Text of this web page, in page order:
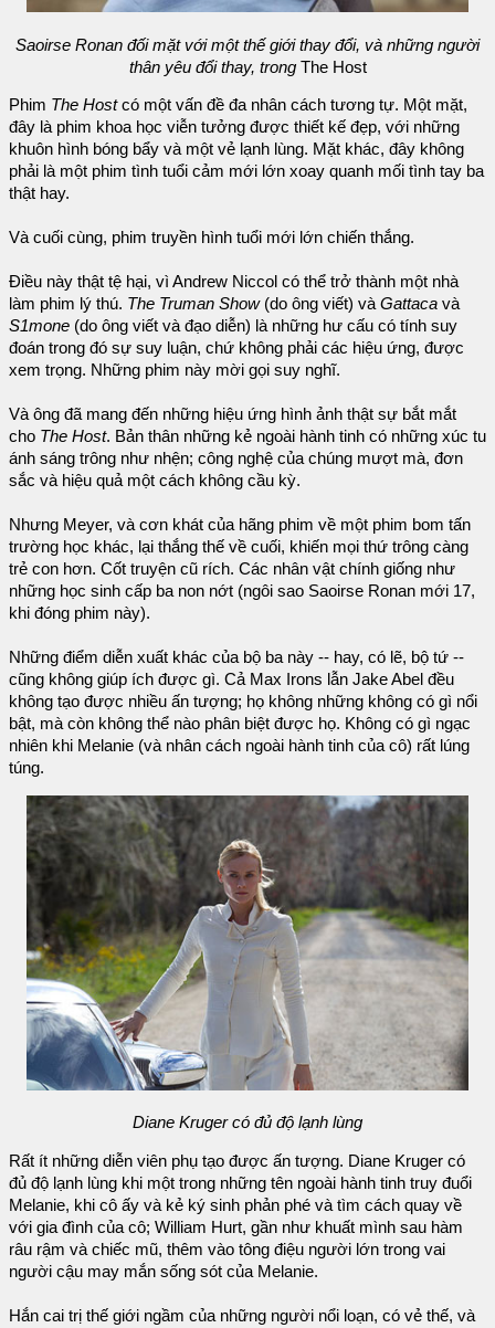
Saoirse Ronan đối mặt với một thế giới thay đổi, và những người
thân yêu đổi thay, trongThe Host
Phim The Hostcó một vấn đề đa nhân cách tương tự. Một mặt,
đây là phim khoa học viễn tưởng được thiết kế đẹp, với những
khuôn hình bóng bẩy và một vẻ lạnh lùng. Mặt khác, đây không
phải là một phim tình tuổi cảm mới lớn xoay quanh mối tình tay ba
thật hay.
Và cuối cùng, phim truyền hình tuổi mới lớn chiến thắng.
Điều này thật tệ hại, vì Andrew Niccol có thể trở thành một nhà
làm phim lý thú. The Truman Show (do ông viết) vàGattaca và
S1mone (do ông viết và đạo diễn) là những hư cấu có tính suy
đoán trong đó sự suy luận, chứ không phải các hiệu ứng, được
xem trọng. Những phim này mời gọi suy nghĩ.
Và ông đã mang đến những hiệu ứng hình ảnh thật sự bắt mắt
cho The Host. Bản thân những kẻ ngoài hành tinh có những xúc tu
ánh sáng trông như nhện; công nghệ của chúng mượt mà, đơn
sắc và hiệu quả một cách không cầu kỳ.
Nhưng Meyer, và cơn khát của hãng phim về một phim bom tấn
trường học khác, lại thắng thế về cuối, khiến mọi thứ trông càng
trẻ con hơn. Cốt truyện cũ rích. Các nhân vật chính giống như
những học sinh cấp ba non nớt (ngôi sao Saoirse Ronan mới 17,
khi đóng phim này).
Những điểm diễn xuất khác của bộ ba này -- hay, có lẽ, bộ tứ --
cũng không giúp ích được gì. Cả Max Irons lẫn Jake Abel đều
không tạo được nhiều ấn tượng; họ không những không có gì nổi
bật, mà còn không thể nào phân biệt được họ. Không có gì ngạc
nhiên khi Melanie (và nhân cách ngoài hành tinh của cô) rất lúng
túng.
Diane Kruger có đủ độ lạnh lùng
Rất ít những diễn viên phụ tạo được ấn tượng. Diane Kruger có
đủ độ lạnh lùng khi một trong những tên ngoài hành tinh truy đuổi
Melanie, khi cô ấy và kẻ ký sinh phản phé và tìm cách quay về
với gia đình của cô; William Hurt, gần như khuất mình sau hàm
râu rậm và chiếc mũ, thêm vào tông điệu người lớn trong vai
người cậu may mắn sống sót của Melanie.
Hắn cai trị thế giới ngầm của những người nổi loạn, có vẻ thế, và